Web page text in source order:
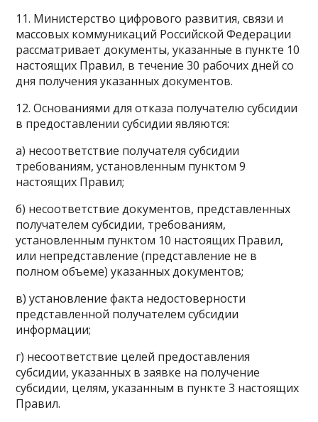
11. Министерство цифрового развития, связи и
массовых коммуникаций Российской Федерации
рассматривает документы, указанные в пункте 10
настоящих Правил, в течение 30 рабочих дней со
дня получения указанных документов.
12. Основаниями для отказа получателю субсидии
в предоставлении субсидии являются:
а) несоответствие получателя субсидии
требованиям, установленным пунктом 9
настоящих Правил;
б) несоответствие документов, представленных
получателем субсидии, требованиям,
установленным пунктом 10 настоящих Правил,
или непредставление (представление не в
полном объеме) указанных документов;
в) установление факта недостоверности
представленной получателем субсидии
информации;
г) несоответствие целей предоставления
субсидии, указанных в заявке на получение
субсидии, целям, указанным в пункте 3 настоящих
Правил.